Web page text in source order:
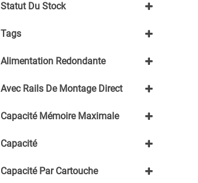
TP Link
JETWAY
Nutanix
Statut Du Stock
Épuisé
Tags
Alimentation Redondante
Oui
Avec Rails De Montage Direct
En option
Capacité Mémoire Maximale
2To +
≤512Go
Capacité
1To - 4To
Capacité Par Cartouche